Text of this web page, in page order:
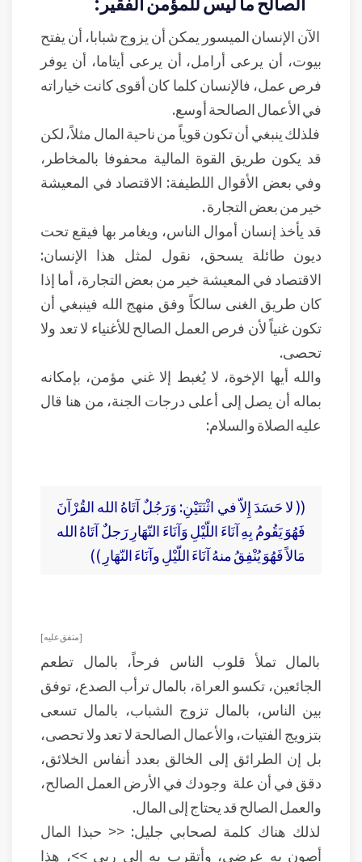
الآن الإنسان الميسور يمكن أن يزوج شبابا، أن يفتح
بيوت، أن يرعى أرامل، أن يرعى أيتاما، أن يوفر
فرص عمل، فالإنسان كلما كان أقوى كانت خياراته
في الأعمال الصالحة أوسع.
فلذلك ينبغي أن تكون قوياً من ناحية المال مثلاً، لكن
قد يكون طريق القوة المالية محفوفا بالمخاطر،
وفي بعض الأقوال اللطيفة: الاقتصاد في المعيشة
خير من بعض التجارة .
قد يأخذ إنسان أموال الناس، ويغامر بها فيقع تحت
ديون طائلة يسحق، نقول لمثل هذا الإنسان:
الاقتصاد في المعيشة خير من بعض التجارة، أما إذا
كان طريق الغنى سالكاً وفق منهج الله فينبغي أن
تكون غنياً لأن فرص العمل الصالح للأغنياء لا تعد ولا
تحصى.
والله أيها الإخوة، لا يُغبط إلا غني مؤمن، بإمكانه
بماله أن يصل إلى أعلى درجات الجنة، من هنا قال
عليه الصلاة والسلام:
(( لا حَسَدَ إِلاّ في اثْنَتَيْنِ: وَرَجُلٌ آتَاهُ الله القُرْآنَ
فَهُوَ يَقُومُ بِهِ آنَاءَ اللّيْلِ وَآنَاءَ النّهَارِ رَجلٌ آتَاهُ الله
مَالاً فَهُوَ يُنْفِقُ منهُ آنَاءَ اللّيْلِ وآنَاءَ النّهَارِ ))
[ متفق عليه ]
بالمال تملأ قلوب الناس فرحاً، بالمال تطعم
الجائعين، تكسو العراة، بالمال ترأب الصدع، توفق
بين الناس، بالمال تزوج الشباب، بالمال تسعى
بتزويج الفتيات، والأعمال الصالحة لا تعد ولا تحصى،
بل إن الطرائق إلى الخالق بعدد أنفاس الخلائق،
دقق في أن علة وجودك في الأرض العمل الصالح،
والعمل الصالح قد يحتاج إلى المال.
لذلك هناك كلمة لصحابي جليل: << حبذا المال
أصون به عرضي، وأتقرب به إلى ربي >>، هذا